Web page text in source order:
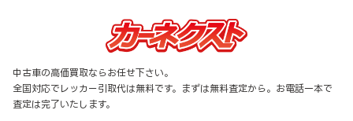
中古車の高価買取ならお任せ下さい。
全国対応でレッカー引取代は無料です。まずは無料査定から。お電話一本で
査定は完了いたします。